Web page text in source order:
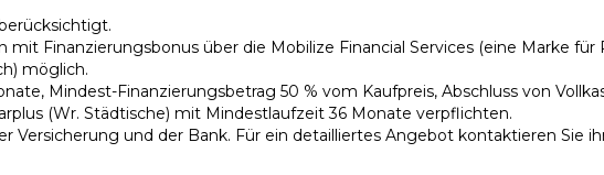
mit Finanzierungsbonus über die Mobilize Financial Services (eine Marke für
möglich.
Mindest-Finanzierungsbetrag 50 % vom Kaufpreis, Abschluss von
(Wr. Städtische) mit Mindestlaufzeit 36 Monate verpflichten.
Versicherung und der Bank. Für ein detailliertes Angebot kontaktieren Sie